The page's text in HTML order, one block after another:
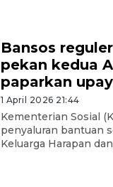
Bansos
pekan kedua
paparkan
1 April 2026 21:44
Kementerian Sosial
penyaluran bantuan
Keluarga Harapan
1 Juni